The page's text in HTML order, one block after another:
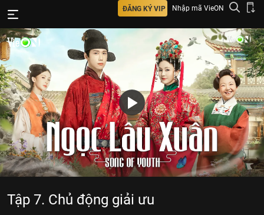
ĐĂNG KÝ VIP Nhập mã VieON
Tập 7. Chủ động giải ưu